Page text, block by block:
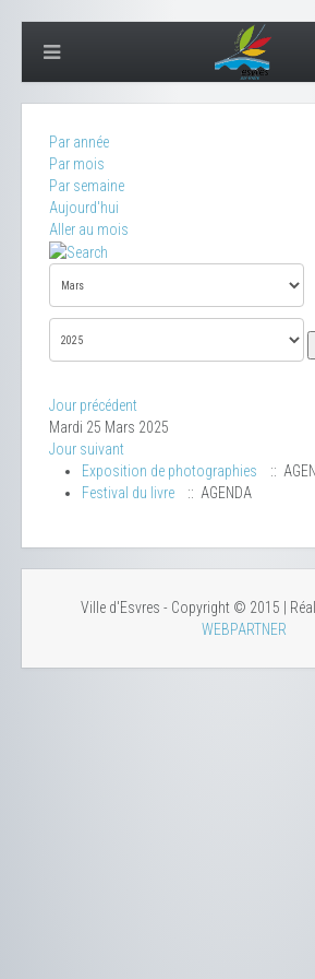
Par année
Par mois
Par semaine
Aujourd'hui
Aller au mois
Jour précédent
Mardi 25 Mars 2025
Jour suivant
Exposition de photographies
::
Festival du livre
:: AGENDA
Ville d'Esvres - Copyright © 2015 |
WEBPARTNER